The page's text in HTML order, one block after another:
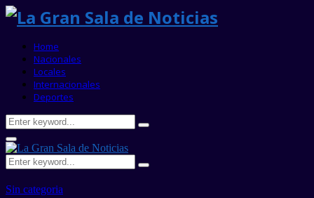
Home
Nacionales
Locales
Internacionales
Deportes
Search
for:
Search
Primary
Menu
Search
for:
Search
Sin categoria